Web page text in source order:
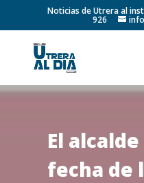
Noticias de Utrera al
926
El
fecha de